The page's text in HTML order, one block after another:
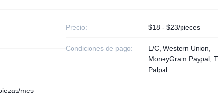
Precio: $18 - $23/pieces
Condiciones de pago:
L/C, Western Union,
MoneyGram Paypal,
Palpal
mes